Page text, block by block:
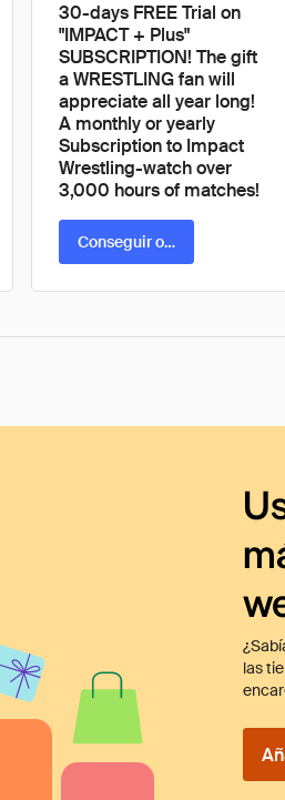
30-days FREE Trial on
"IMPACT + Plus"
SUBSCRIPTION! The gift
a WRESTLING fan will
appreciate all year long!
A monthly or yearly
Subscription to Impact
Wrestling-watch over
3,000 hours of matches!
Conseguir oferta
las